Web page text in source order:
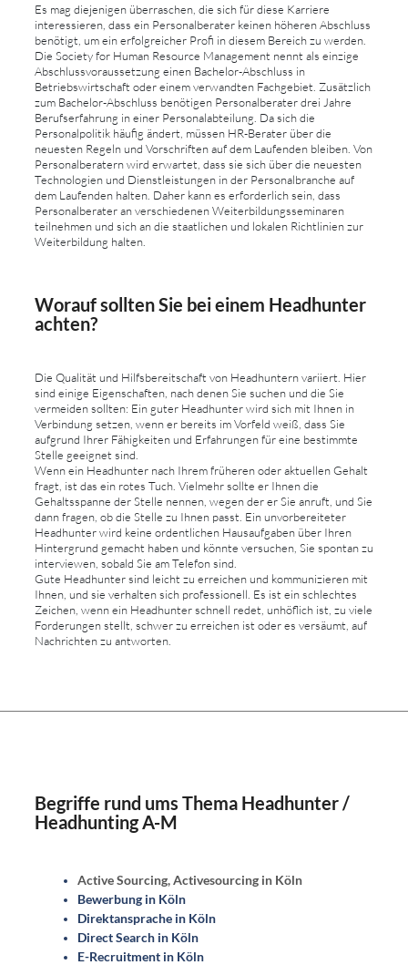
Es mag diejenigen überraschen, die sich für diese Karriere
interessieren, dass ein Personalberater keinen höheren Abschluss
benötigt, um ein erfolgreicher Profi in diesem Bereich zu werden.
Die Society for Human Resource Management nennt als einzige
Abschlussvoraussetzung einen Bachelor-Abschluss in
Betriebswirtschaft oder einem verwandten Fachgebiet. Zusätzlich
zum Bachelor-Abschluss benötigen Personalberater drei Jahre
Berufserfahrung in einer Personalabteilung. Da sich die
Personalpolitik häufig ändert, müssen HR-Berater über die
neuesten Regeln und Vorschriften auf dem Laufenden bleiben. Von
Personalberatern wird erwartet, dass sie sich über die neuesten
Technologien und Dienstleistungen in der Personalbranche auf
dem Laufenden halten. Daher kann es erforderlich sein, dass
Personalberater an verschiedenen Weiterbildungsseminaren
teilnehmen und sich an die staatlichen und lokalen Richtlinien zur
Weiterbildung halten.
Worauf sollten Sie bei einem Headhunter
achten?
Die Qualität und Hilfsbereitschaft von Headhuntern variiert. Hier
sind einige Eigenschaften, nach denen Sie suchen und die Sie
vermeiden sollten: Ein guter Headhunter wird sich mit Ihnen in
Verbindung setzen, wenn er bereits im Vorfeld weiß, dass Sie
aufgrund Ihrer Fähigkeiten und Erfahrungen für eine bestimmte
Stelle geeignet sind.
Wenn ein Headhunter nach Ihrem früheren oder aktuellen Gehalt
fragt, ist das ein rotes Tuch. Vielmehr sollte er Ihnen die
Gehaltsspanne der Stelle nennen, wegen der er Sie anruft, und Sie
dann fragen, ob die Stelle zu Ihnen passt. Ein unvorbereiteter
Headhunter wird keine ordentlichen Hausaufgaben über Ihren
Hintergrund gemacht haben und könnte versuchen, Sie spontan zu
interviewen, sobald Sie am Telefon sind.
Gute Headhunter sind leicht zu erreichen und kommunizieren mit
Ihnen, und sie verhalten sich professionell. Es ist ein schlechtes
Zeichen, wenn ein Headhunter schnell redet, unhöflich ist, zu viele
Forderungen stellt, schwer zu erreichen ist oder es versäumt, auf
Nachrichten zu antworten.
Begriffe rund ums Thema Headhunter /
Headhunting A-M
Active Sourcing, Activesourcing in Köln
Bewerbung in Köln
Direktansprache in Köln
Direct Search in Köln
E-Recruitment in Köln